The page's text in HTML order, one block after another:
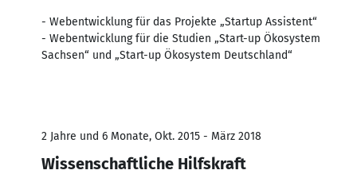
- Webentwicklung für das Projekte „Startup Assistent“
- Webentwicklung für die Studien „Start-up Ökosystem
Sachsen“ und „Start-up Ökosystem Deutschland“
2 Jahre und 6 Monate, Okt. 2015 - März 2018
Wissenschaftliche Hilfskraft